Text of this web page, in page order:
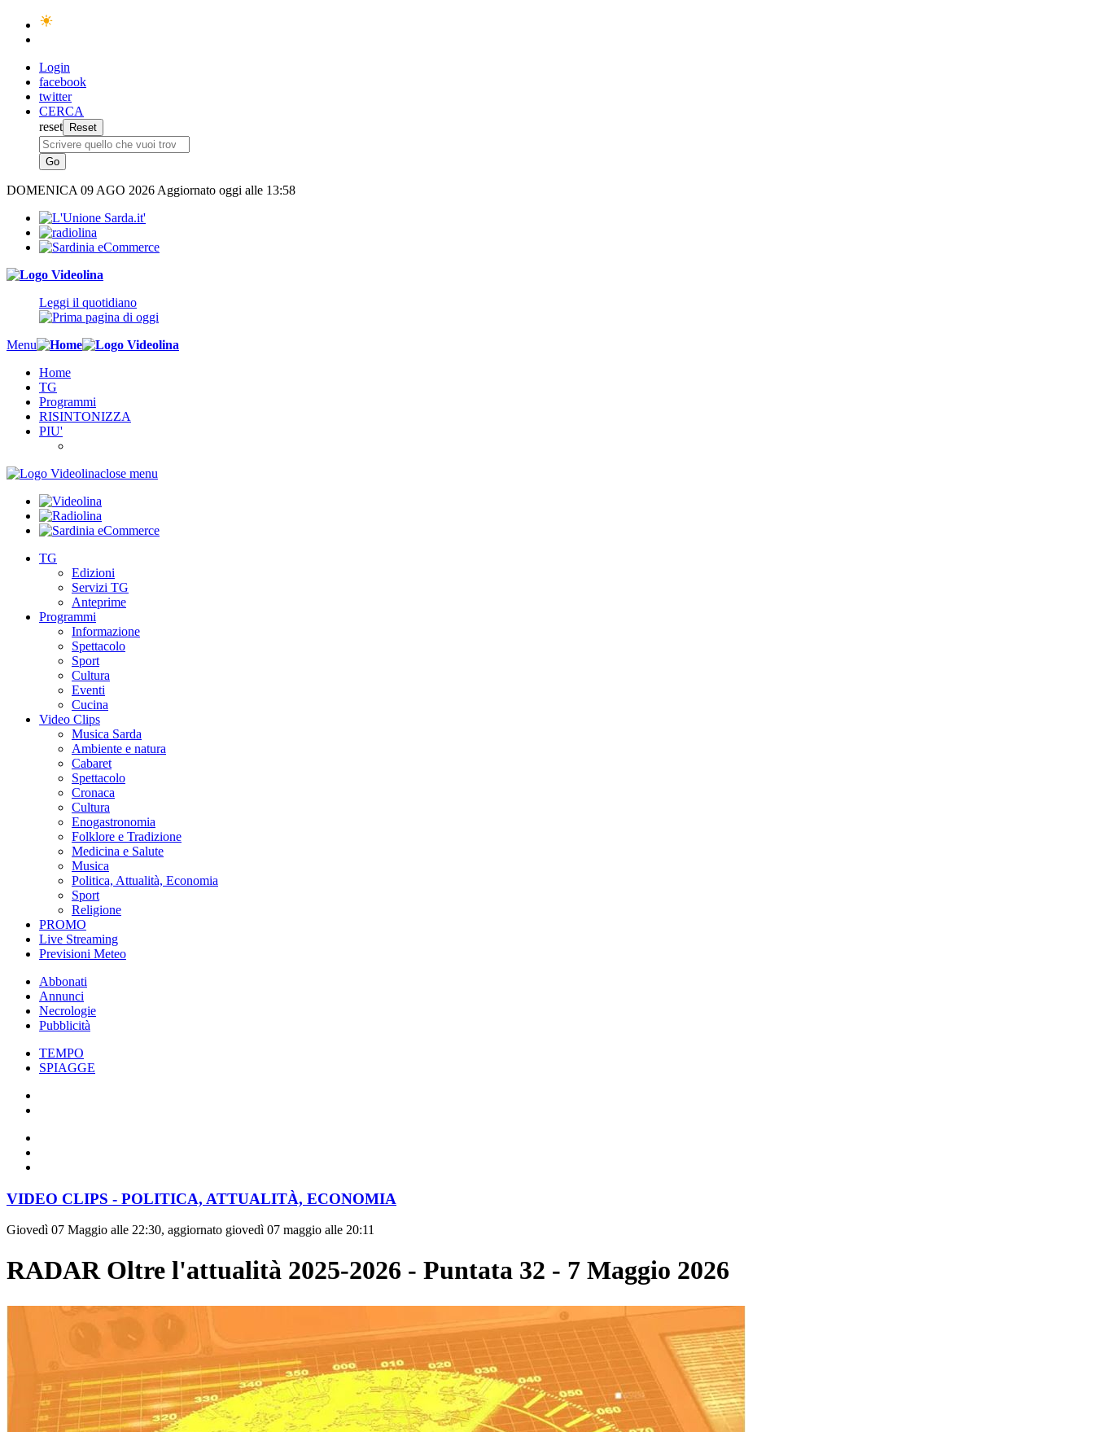
Login
facebook
twitter
CERCA
reset
DOMENICA 09 AGO 2026 Aggiornato oggi alle 13:58
Leggi il quotidiano
Menu
Home
TG
Programmi
RISINTONIZZA
PIU'
close menu
TG
Edizioni
Servizi TG
Anteprime
Programmi
Informazione
Spettacolo
Sport
Cultura
Eventi
Cucina
Video Clips
Musica Sarda
Ambiente e natura
Cabaret
Spettacolo
Cronaca
Cultura
Enogastronomia
Folklore e Tradizione
Medicina e Salute
Musica
Politica, Attualità, Economia
Sport
Religione
PROMO
Live Streaming
Previsioni Meteo
Abbonati
Annunci
Necrologie
Pubblicità
TEMPO
SPIAGGE
VIDEO CLIPS - POLITICA, ATTUALITÀ, ECONOMIA
Giovedì 07 Maggio alle 22:30, aggiornato giovedì 07 maggio alle 20:11
RADAR Oltre l'attualità 2025-2026 - Puntata 32 - 7 Maggio 2026